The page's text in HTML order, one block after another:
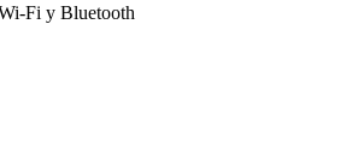
Fi y Bluetooth